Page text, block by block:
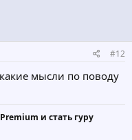
#12
мысли по поводу
и стать гуру